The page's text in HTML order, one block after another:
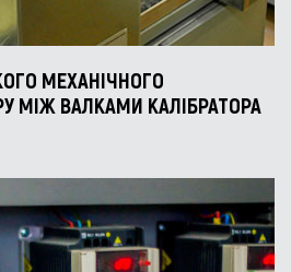
МЕХАНІЧНОГО
МІЖ ВАЛКАМИ КАЛІБРАТОРА